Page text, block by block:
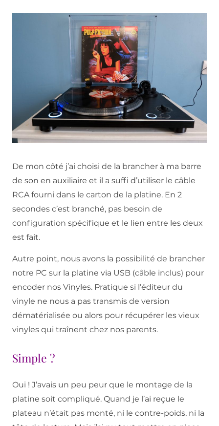
De mon côté j’ai choisi de la brancher à ma barre
de son en auxiliaire et il a suffi d’utiliser le câble
RCA fourni dans le carton de la platine. En 2
secondes c’est branché, pas besoin de
configuration spécifique et le lien entre les deux
est fait.
Autre point, nous avons la possibilité de brancher
notre PC sur la platine via USB (câble inclus) pour
encoder nos Vinyles. Pratique si l’éditeur du
vinyle ne nous a pas transmis de version
dématérialisée ou alors pour récupérer les vieux
vinyles qui traînent chez nos parents.
Simple ?
Oui ! J’avais un peu peur que le montage de la
platine soit compliqué. Quand je l’ai reçue le
plateau n’était pas monté, ni le contre-poids, ni la